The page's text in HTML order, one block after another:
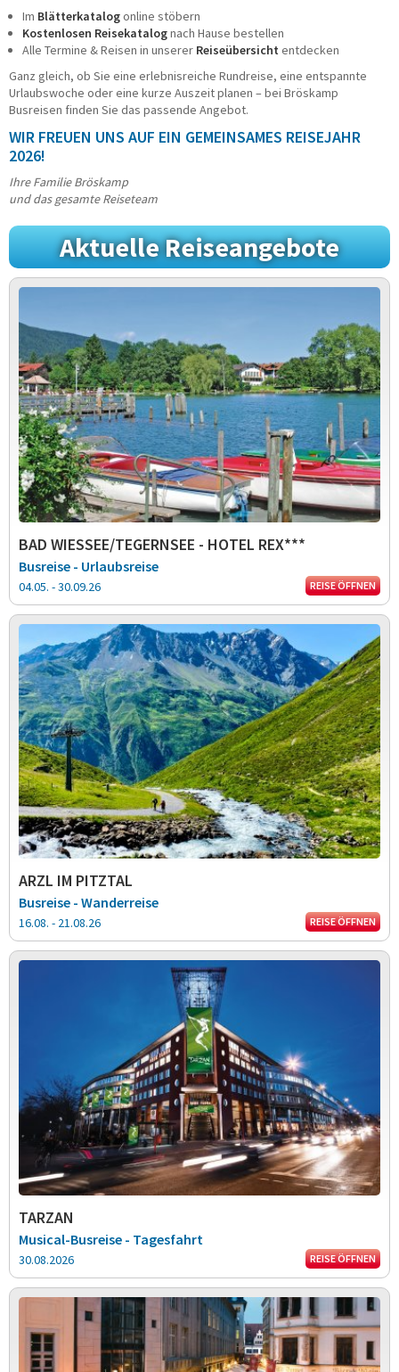
Stellenangebote
KONTAKT
Katalogbestellung
Gutscheinbestellung
Fundsachen
WhatsApp
Im Blätterkatalogonline stöbern
Kostenlosen Reisekatalognach Hause bestellen
Alle Termine & Reisen in unserer Reiseübersicht entdecken
Ganz gleich, ob Sie eine erlebnisreiche Rundreise, eine entspannte
Urlaubswoche oder eine kurze Auszeit planen – bei Bröskamp
Busreisen finden Sie das passende Angebot.
WIR FREUEN UNS AUF EIN GEMEINSAMES REISEJAHR
2026!
Ihre Familie Bröskamp
und das gesamte Reiseteam
Aktuelle Reiseangebote
BAD WIESSEE/TEGERNSEE - HOTEL REX***
Busreise - Urlaubsreise
04.05. - 30.09.26 REISE ÖFFNEN
ARZL IM PITZTAL
Busreise - Wanderreise
16.08. - 21.08.26 REISE ÖFFNEN
TARZAN
Musical-Busreise - Tagesfahrt
30.08.2026 REISE ÖFFNEN